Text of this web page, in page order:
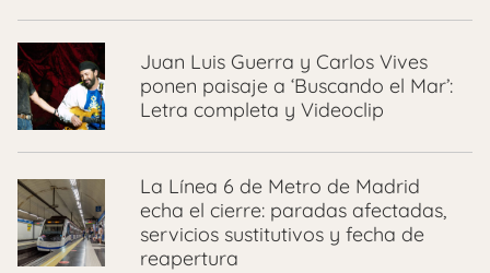
Juan Luis Guerra y Carlos Vives
ponen paisaje a ‘Buscando el Mar’:
Letra completa y Videoclip
La Línea 6 de Metro de Madrid
echa el cierre: paradas afectadas,
servicios sustitutivos y fecha de
reapertura